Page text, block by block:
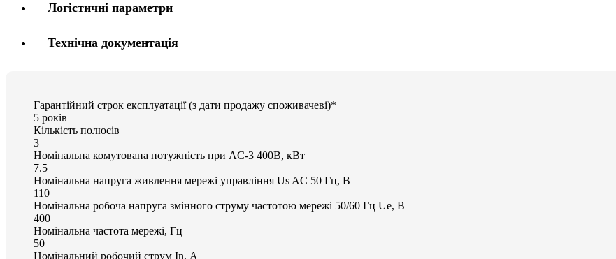
Логістичні параметри
Технічна документація
Гарантійний строк експлуатації (з дати продажу споживачеві)*
5 років
Кількість полюсів
3
Номінальна комутована потужність при AC-3 400В, кВт
7.5
Номінальна напруга живлення мережі управління Us AC 50 Гц, В
110
Номінальна робоча напруга змінного струму частотою мережі 50/60 Гц Ue, В
400
Номінальна частота мережі, Гц
50
Номінальний робочий струм In, А